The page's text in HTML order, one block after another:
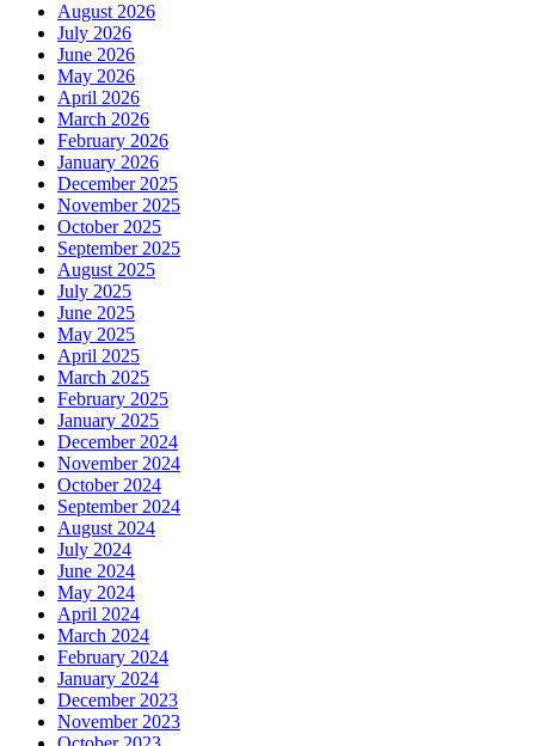
August 2026
July 2026
June 2026
May 2026
April 2026
March 2026
February 2026
January 2026
December 2025
November 2025
October 2025
September 2025
August 2025
July 2025
June 2025
May 2025
April 2025
March 2025
February 2025
January 2025
December 2024
November 2024
October 2024
September 2024
August 2024
July 2024
June 2024
May 2024
April 2024
March 2024
February 2024
January 2024
December 2023
November 2023